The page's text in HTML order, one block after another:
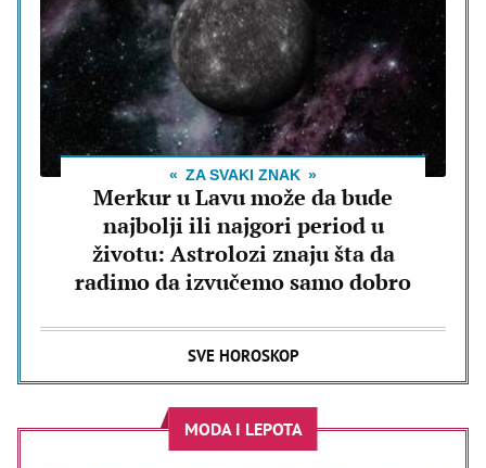
ZA SVAKI ZNAK
Merkur u Lavu može da bude
najbolji ili najgori period u
životu: Astrolozi znaju šta da
radimo da izvučemo samo dobro
SVE HOROSKOP
MODA I LEPOTA